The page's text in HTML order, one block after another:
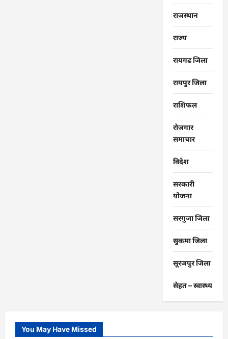
राजस्थान
राज्‍य
रायगढ जिला
रायपुर जिला
राशिफल
रोजगार
समाचार
विदेश
सरकारी
योजना
सरगुजा जिला
सुकमा जिला
सूरजपुर जिला
सेहत – स्‍वास्‍थ्‍य
You May Have Missed